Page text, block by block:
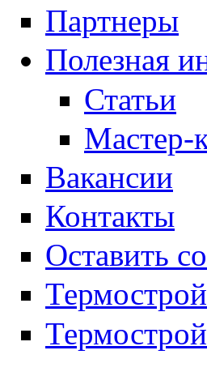
Партнеры
Полезная
Статьи
Мастер-
Вакансии
Контакты
Оставить